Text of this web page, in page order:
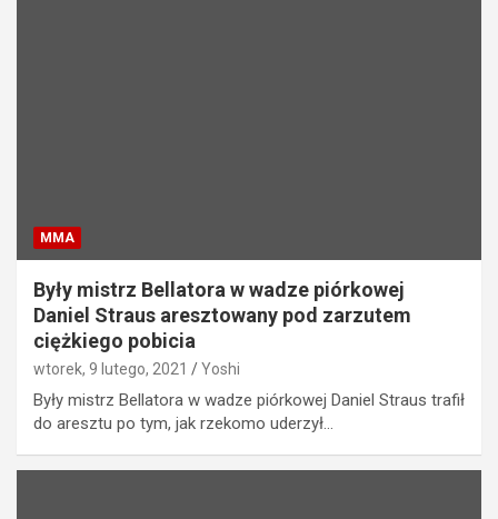
MMA
Były mistrz Bellatora w wadze piórkowej
Daniel Straus aresztowany pod zarzutem
ciężkiego pobicia
wtorek, 9 lutego, 2021 Yoshi
Były mistrz Bellatora w wadze piórkowej Daniel Straus trafił
do aresztu po tym, jak rzekomo uderzył…